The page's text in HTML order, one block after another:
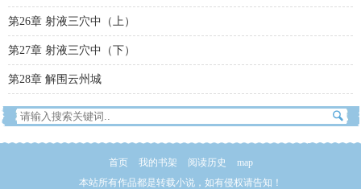
第26章 射液三穴中（上）
第27章 射液三穴中（下）
第28章 解围云州城
首页 我的书架 阅读历史
map
本站所有作品都是转载小说，如有侵权请告知！